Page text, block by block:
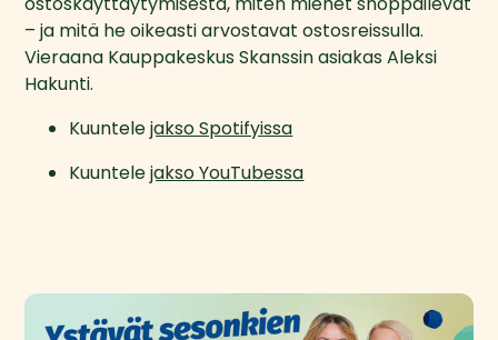
– ja mitä he oikeasti arvostavat ostosreissulla.
Vieraana Kauppakeskus Skanssin asiakas Aleksi
Hakunti.
Kuuntele jakso Spotifyissa
Kuuntele jakso YouTubessa